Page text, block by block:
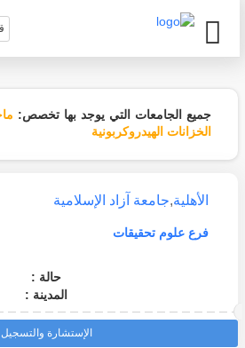
جميع الجامعات التي يوجد بها تخصص:
الخزانات الهيدروكربونية
الأهلية,جامعة آزاد الإسلامية
فرع علوم تحقيقات
حالة :
المدينة :
الإستشارة والتسجيل